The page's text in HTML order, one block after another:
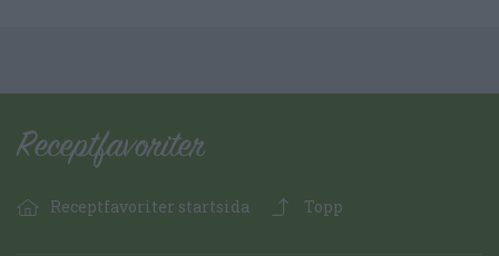
Receptfavoriter startsida Topp